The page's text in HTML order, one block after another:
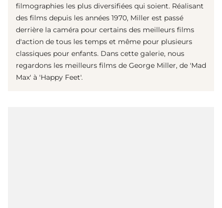
filmographies les plus diversifiées qui soient. Réalisant
des films depuis les années 1970, Miller est passé
derrière la caméra pour certains des meilleurs films
d'action de tous les temps et même pour plusieurs
classiques pour enfants. Dans cette galerie, nous
regardons les meilleurs films de George Miller, de 'Mad
Max' à 'Happy Feet'.